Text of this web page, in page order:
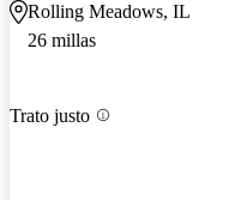
Rolling Meadows, IL
26 millas
Trato justo